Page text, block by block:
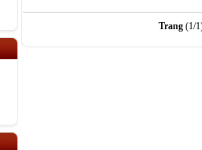
Trang (1/